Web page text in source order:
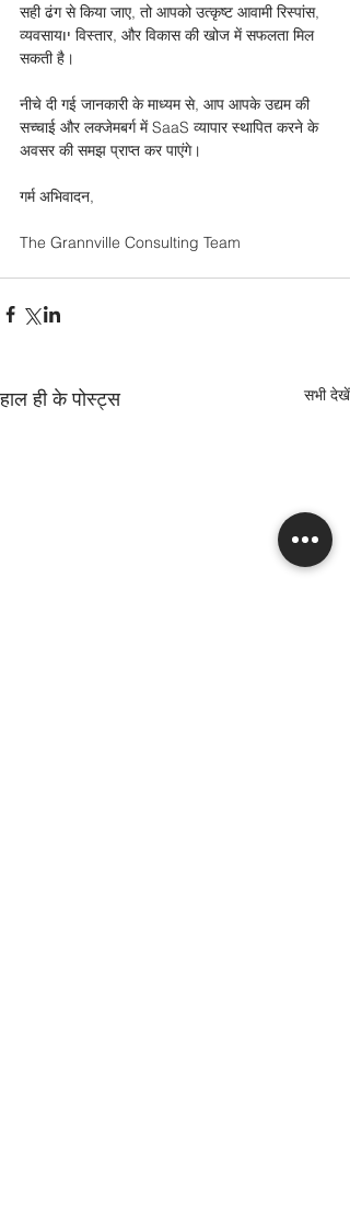
सही ढंग से किया जाए, तो आपको उत्कृष्ट आवामी रिस्पांस,
व्यवसायיו विस्तार, और विकास की खोज में सफलता मिल
सकती है।
नीचे दी गई जानकारी के माध्यम से, आप आपके उद्यम की
सच्चाई और लक्जेमबर्ग में SaaS व्यापार स्थापित करने के
अवसर की समझ प्राप्त कर पाएंगे।
गर्म अभिवादन,
The Grannville Consulting Team
हाल ही के पोस्ट्स सभी देखें